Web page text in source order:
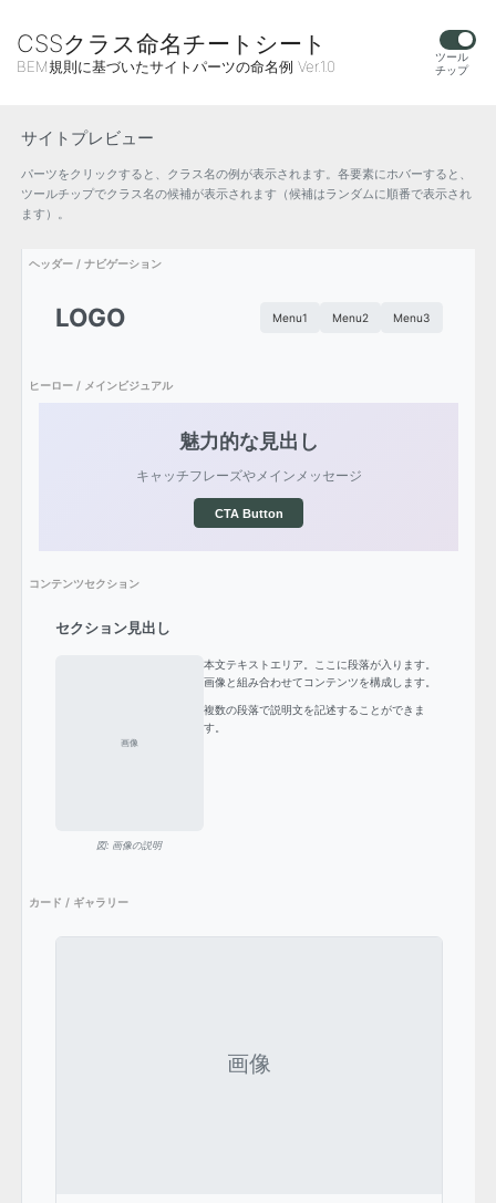
CSSクラス命名チートシート
BEM規則に基づいたサイトパーツの命名例 Ver.1.0
ツール
チップ
サイトプレビュー
パーツをクリックすると、クラス名の例が表示されます。各要素にホバーすると、
ツールチップでクラス名の候補が表示されます（候補はランダムに順番で表示され
ます）。
ヘッダー / ナビゲーション
LOGO Menu1 Menu2 Menu3
ヒーロー / メインビジュアル
魅力的な見出し
キャッチフレーズやメインメッセージ
CTA Button
コンテンツセクション
セクション見出し
図: 画像の説明
本文テキストエリア。ここに段落が入ります。
画像と組み合わせてコンテンツを構成します。
複数の段落で説明文を記述することができま
す。
カード / ギャラリー